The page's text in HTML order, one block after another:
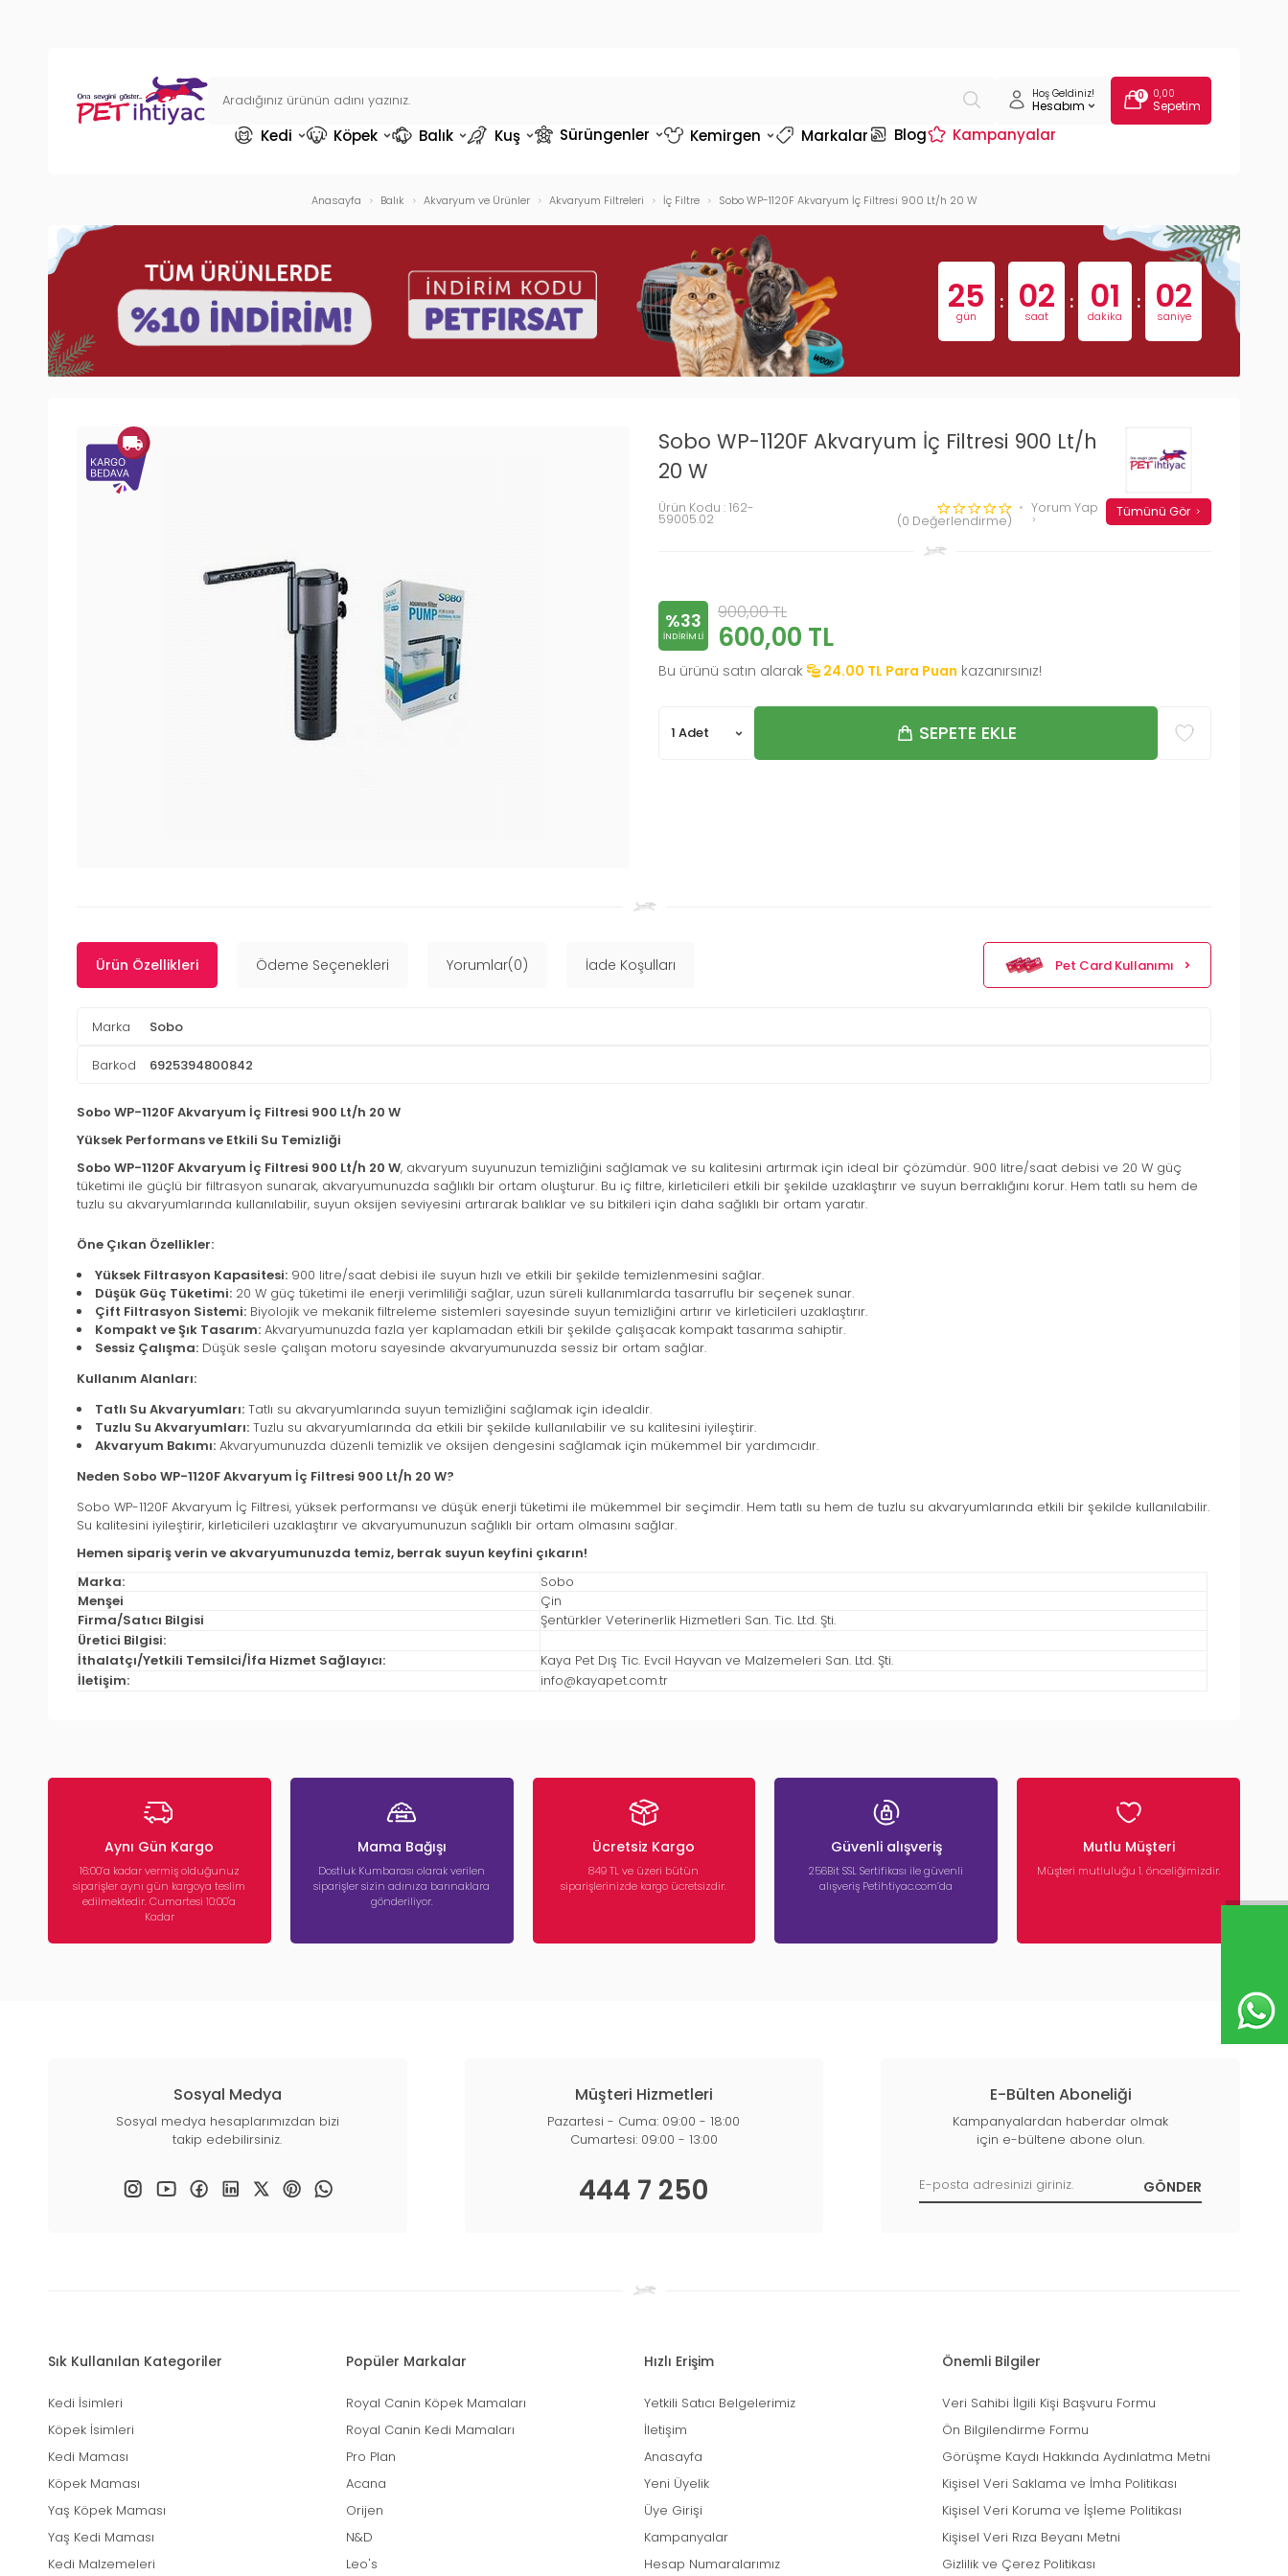
Hoş Geldiniz!
Hesabım
0 0,00
Sepetim
Kedi Köpek Balık Kuş Sürüngenler Kemirgen Markalar Blog Kampanyalar
Anasayfa Balık Akvaryum ve Ürünler Akvaryum Filtreleri İç Filtre Sobo WP-1120F Akvaryum İç Filtresi 900 Lt/h 20 W
25
gün
: 02
saat
: 01
dakika
: 01
saniye
Sobo WP-1120F Akvaryum İç Filtresi 900 Lt/h
20 W
Ürün Kodu : 162-
59005.02 (0 Değerlendirme)
Yorum Yap Tümünü Gör
%33
INDIRIMLI
900,00TL
600,00 TL
Bu ürünü satın alarak 24.00 TL Para Puan kazanırsınız!
SEPETE EKLE
Ürün Özellikleri Ödeme Seçenekleri Yorumlar(0) İade Koşulları Pet Card Kullanımı
Marka Sobo
Barkod 6925394800842
Sobo WP-1120F Akvaryum İç Filtresi 900 Lt/h 20 W
Yüksek Performans ve Etkili Su Temizliği
Sobo WP-1120F Akvaryum İç Filtresi 900 Lt/h 20 W, akvaryum suyunuzun temizliğini sağlamak ve su kalitesini artırmak için ideal bir çözümdür. 900 litre/saat debisi ve 20 W güç
tüketimi ile güçlü bir filtrasyon sunarak, akvaryumunuzda sağlıklı bir ortam oluşturur. Bu iç filtre, kirleticileri etkili bir şekilde uzaklaştırır ve suyun berraklığını korur. Hem tatlı su hem de
tuzlu su akvaryumlarında kullanılabilir, suyun oksijen seviyesini artırarak balıklar ve su bitkileri için daha sağlıklı bir ortam yaratır.
Öne Çıkan Özellikler:
Yüksek Filtrasyon Kapasitesi: 900 litre/saat debisi ile suyun hızlı ve etkili bir şekilde temizlenmesini sağlar.
Düşük Güç Tüketimi: 20 W güç tüketimi ile enerji verimliliği sağlar, uzun süreli kullanımlarda tasarruflu bir seçenek sunar.
Çift Filtrasyon Sistemi: Biyolojik ve mekanik filtreleme sistemleri sayesinde suyun temizliğini artırır ve kirleticileri uzaklaştırır.
Kompakt ve Şık Tasarım: Akvaryumunuzda fazla yer kaplamadan etkili bir şekilde çalışacak kompakt tasarıma sahiptir.
Sessiz Çalışma: Düşük sesle çalışan motoru sayesinde akvaryumunuzda sessiz bir ortam sağlar.
Kullanım Alanları:
Tatlı Su Akvaryumları: Tatlı su akvaryumlarında suyun temizliğini sağlamak için idealdir.
Tuzlu Su Akvaryumları: Tuzlu su akvaryumlarında da etkili bir şekilde kullanılabilir ve su kalitesini iyileştirir.
Akvaryum Bakımı: Akvaryumunuzda düzenli temizlik ve oksijen dengesini sağlamak için mükemmel bir yardımcıdır.
Neden Sobo WP-1120F Akvaryum İç Filtresi 900 Lt/h 20 W?
Sobo WP-1120F Akvaryum İç Filtresi, yüksek performansı ve düşük enerji tüketimi ile mükemmel bir seçimdir. Hem tatlı su hem de tuzlu su akvaryumlarında etkili bir şekilde kullanılabilir.
Su kalitesini iyileştirir, kirleticileri uzaklaştırır ve akvaryumunuzun sağlıklı bir ortam olmasını sağlar.
Hemen sipariş verin ve akvaryumunuzda temiz, berrak suyun keyfini çıkarın!
Marka:
Sobo
Menşei
Çin
Firma/Satıcı Bilgisi
Şentürkler Veterinerlik Hizmetleri San. Tic. Ltd. Şti.
Üretici Bilgisi:
İthalatçı/Yetkili Temsilci/İfa Hizmet Sağlayıcı:
Kaya Pet Dış Tic. Evcil Hayvan ve Malzemeleri San. Ltd. Şti.
İletişim:
info@kayapet.com.tr
Aynı Gün Kargo
16:00’a kadar vermiş olduğunuz
siparişler aynı gün kargoya teslim
edilmektedir. Cumartesi 10:00'a
Kadar
Mama Bağışı
Dostluk Kumbarası olarak verilen
siparişler sizin adınıza barınaklara
gönderiliyor.
Ücretsiz Kargo
849 TL ve üzeri bütün
siparişlerinizde kargo ücretsizdir.
Güvenli alışveriş
256Bit SSL Sertifikası ile güvenli
alışveriş Petihtiyac.com’da
Mutlu Müşteri
Müşteri mutluluğu 1. önceliğimizdir.
Sosyal Medya
Sosyal medya hesaplarımızdan bizi
takip edebilirsiniz.
Müşteri Hizmetleri
Pazartesi - Cuma: 09:00 - 18:00
Cumartesi: 09:00 - 13:00
444 7 250
E-Bülten Aboneliği
Kampanyalardan haberdar olmak
için e-bültene abone olun.
Sık Kullanılan Kategoriler
Kedi İsimleri
Köpek İsimleri
Kedi Maması
Köpek Maması
Yaş Köpek Maması
Yaş Kedi Maması
Kedi Malzemeleri
Popüler Markalar
Royal Canin Köpek Mamaları
Royal Canin Kedi Mamaları
Pro Plan
Acana
Orijen
N&D
Leo's
Hızlı Erişim
Yetkili Satıcı Belgelerimiz
İletişim
Anasayfa
Yeni Üyelik
Üye Girişi
Kampanyalar
Hesap Numaralarımız
Önemli Bilgiler
Veri Sahibi İlgili Kişi Başvuru Formu
Ön Bilgilendirme Formu
Görüşme Kaydı Hakkında Aydınlatma Metni
Kişisel Veri Saklama ve İmha Politikası
Kişisel Veri Koruma ve İşleme Politikası
Kişisel Veri Rıza Beyanı Metni
Gizlilik ve Çerez Politikası